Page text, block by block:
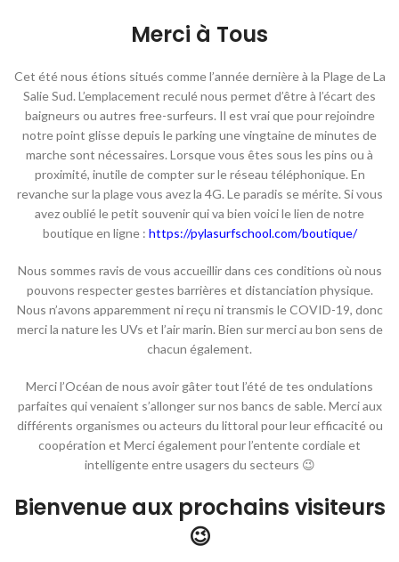
Merci à Tous
Cet été nous étions situés comme l’année dernière à la Plage de La
Salie Sud. L’emplacement reculé nous permet d’être à l’écart des
baigneurs ou autres free-surfeurs. Il est vrai que pour rejoindre
notre point glisse depuis le parking une vingtaine de minutes de
marche sont nécessaires. Lorsque vous êtes sous les pins ou à
proximité, inutile de compter sur le réseau téléphonique. En
revanche sur la plage vous avez la 4G. Le paradis se mérite. Si vous
avez oublié le petit souvenir qui va bien voici le lien de notre
boutique en ligne : https://pylasurfschool.com/boutique/
Nous sommes ravis de vous accueillir dans ces conditions où nous
pouvons respecter gestes barrières et distanciation physique.
Nous n’avons apparemment ni reçu ni transmis le COVID-19, donc
merci la nature les UVs et l’air marin. Bien sur merci au bon sens de
chacun également.
Merci l’Océan de nous avoir gâter tout l’été de tes ondulations
parfaites qui venaient s’allonger sur nos bancs de sable. Merci aux
différents organismes ou acteurs du littoral pour leur efficacité ou
coopération et Merci également pour l’entente cordiale et
intelligente entre usagers du secteurs 😉
Bienvenue aux prochains visiteurs
😉